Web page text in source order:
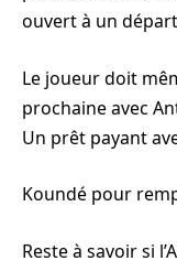
ouvert à un
Le joueur doit
prochaine avec
Un prêt payant
Koundé pour
Reste à savoir si